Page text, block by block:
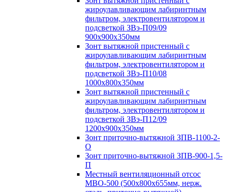
жироулавливающим лабиринтным
фильтром, электровентилятором и
подсветкой ЗВэ-П09/09
900х900х350мм
Зонт вытяжной пристенный с
жироулавливающим лабиринтным
фильтром, электровентилятором и
подсветкой ЗВэ-П10/08
1000х800х350мм
Зонт вытяжной пристенный с
жироулавливающим лабиринтным
фильтром, электровентилятором и
подсветкой ЗВэ-П12/09
1200х900х350мм
Зонт приточно-вытяжной ЗПВ-1100-2-
О
Зонт приточно-вытяжной ЗПВ-900-1,5-
П
Местный вентиляционный отсос
МВО-500 (500х800х655мм, нерж.